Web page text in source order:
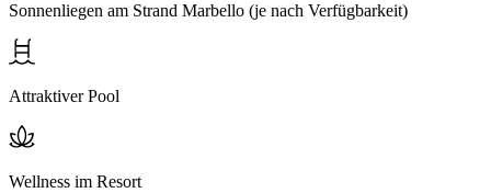
Sonnenliegen am Strand Marbello (je nach Verfügbarkeit)
Attraktiver Pool
Wellness im Resort